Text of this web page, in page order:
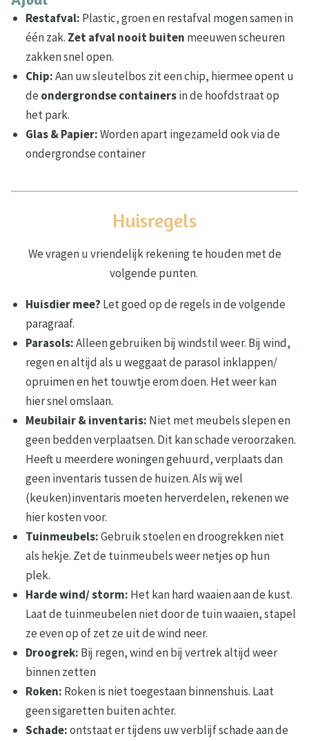
Restafval: Plastic, groen en restafval mogen samen in
één zak. Zet afval nooit buiten meeuwen scheuren
zakken snel open.
Chip:Aan uw sleutelbos zit een chip, hiermee opent u
de ondergrondse containersin de hoofdstraat op
het park.
Glas & Papier:Worden apart ingezameld ook via de
ondergrondse container
Huisregels
We vragen u vriendelijk rekening te houden met de
volgende punten.
Huisdier mee? Let goed op de regels in de volgende
paragraaf.
Parasols:Alleen gebruiken bij windstil weer. Bij wind,
regen en altijd als u weggaat de parasol inklappen/
opruimen en het touwtje erom doen. Het weer kan
hier snel omslaan.
Meubilair & inventaris: Niet met meubels slepen en
geen bedden verplaatsen. Dit kan schade veroorzaken.
Heeft u meerdere woningen gehuurd, verplaats dan
geen inventaris tussen de huizen. Als wij wel
(keuken)inventaris moeten herverdelen, rekenen we
hier kosten voor.
Tuinmeubels:Gebruik stoelen en droogrekken niet
als hekje. Zet de tuinmeubels weer netjes op hun
plek.
Harde wind/ storm: Het kan hard waaien aan de kust.
Laat de tuinmeubelen niet door de tuin waaien, stapel
ze even op of zet ze uit de wind neer.
Droogrek: Bij regen, wind en bij vertrek altijd weer
binnen zetten
Roken: Roken is niet toegestaan binnenshuis. Laat
geen sigaretten buiten achter.
Schade:ontstaat er tijdens uw verblijf schade aan de